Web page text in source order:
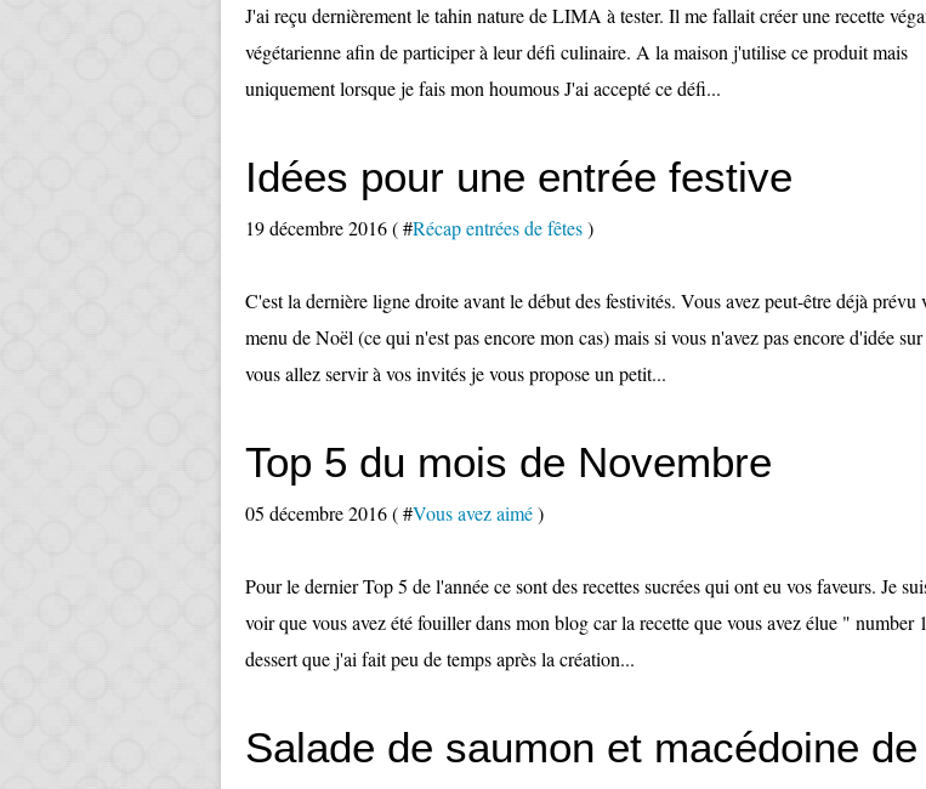
J'ai reçu dernièrement le tahin nature de LIMA à tester. Il me fallait créer une recette
végétarienne afin de participer à leur défi culinaire. A la maison j'utilise ce produit mais
uniquement lorsque je fais mon houmous J'ai accepté ce défi...
Idées pour une entrée festive
19 décembre 2016 ( #Récap entrées de fêtes)
C'est la dernière ligne droite avant le début des festivités. Vous avez peut-être déjà prévu
menu de Noël (ce qui n'est pas encore mon cas) mais si vous n'avez pas encore d'idée
vous allez servir à vos invités je vous propose un petit...
Top 5 du mois de Novembre
05 décembre 2016 ( #Vous avez aimé)
Pour le dernier Top 5 de l'année ce sont des recettes sucrées qui ont eu vos faveurs. Je
voir que vous avez été fouiller dans mon blog car la recette que vous avez élue " number
dessert que j'ai fait peu de temps après la création...
Salade de saumon et macédoine de